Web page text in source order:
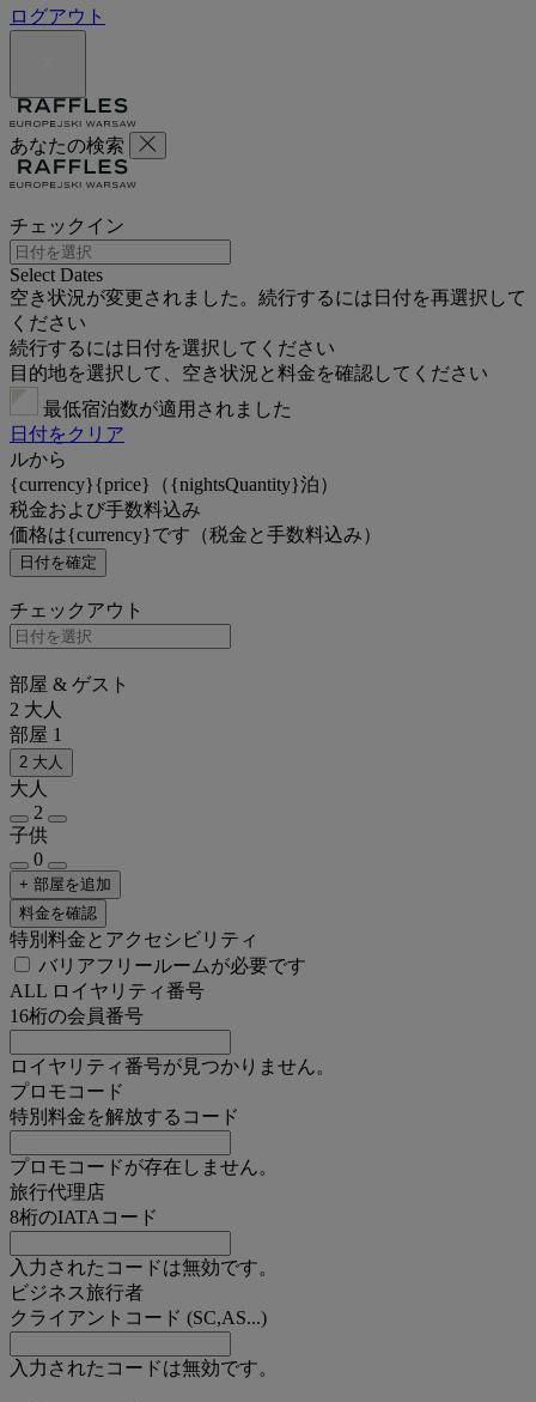
ログアウト
あなたの検索
チェックイン
Select Dates
空き状況が変更されました。続行するには日付を再選択して
ください
続行するには日付を選択してください
目的地を選択して、空き状況と料金を確認してください
最低宿泊数が適用されました
日付をクリア
ルから
{currency}{price}（{nightsQuantity}泊）
税金および手数料込み
価格は{currency}です（税金と手数料込み）
日付を確定
チェックアウト
部屋 & ゲスト
2 大人
部屋 1
2 大人
大人
2
子供
0
+ 部屋を追加
料金を確認
特別料金とアクセシビリティ
バリアフリールームが必要です
ALL ロイヤリティ番号
16桁の会員番号
ロイヤリティ番号が見つかりません。
プロモコード
特別料金を解放するコード
プロモコードが存在しません。
旅行代理店
8桁のIATAコード
入力されたコードは無効です。
ビジネス旅行者
クライアントコード (SC,AS...)
入力されたコードは無効です。